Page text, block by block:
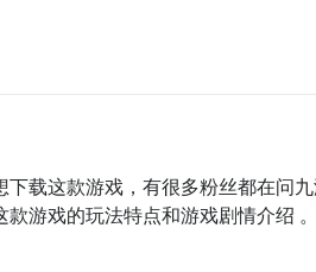
载这款游戏，有很多粉丝都在问
游戏的玩法特点和游戏剧情介绍 。